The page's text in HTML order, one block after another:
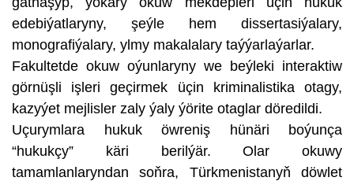
edebiýatlaryny, şeýle hem dissertasiýalary,
monografiýalary, ylmy makalalary taýýarlaýarlar.
Fakultetde okuw oýunlaryny we beýleki interaktiw
görnüşli işleri geçirmek üçin kriminalistika otagy,
kazyýet mejlisler zaly ýaly ýörite otaglar döredildi.
Uçurymlara hukuk öwreniş hünäri boýunça
“hukukçy” käri berilýär. Olar okuwy
tamamlanlaryndan soňra, Türkmenistanyň döwlet